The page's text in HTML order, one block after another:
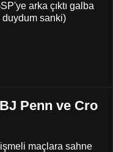
arka çıktı galba
sanki)
Penn ve Cro
maçlara sahne